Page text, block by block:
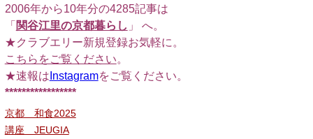
2006年から10年分の4285記事は
「 関谷江里の京都暮らし 」 へ。
★クラブエリー新規登録お気軽に。
こちらをご覧ください。
★速報は Instagramをご覧ください。
*****************
京都 和食2025
講座 JEUGIA